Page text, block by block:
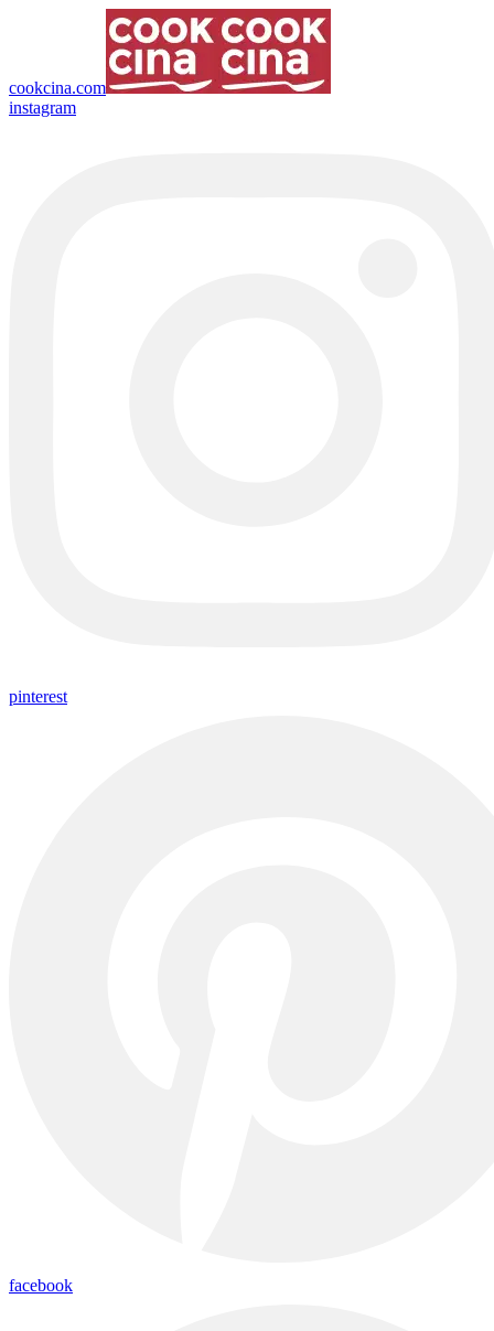
cookcina.com
instagram
pinterest
facebook